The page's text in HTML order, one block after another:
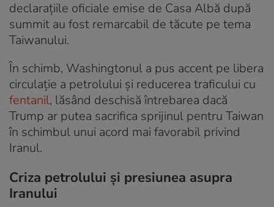
declarațiile oficiale emise de Casa Albă după
summit au fost remarcabil de tăcute pe tema
Taiwanului.
În schimb, Washingtonul a pus accent pe libera
circulație a petrolului și reducerea traficului cu
fentanil, lăsând deschisă întrebarea dacă
Trump ar putea sacrifica sprijinul pentru Taiwan
în schimbul unui acord mai favorabil privind
Iranul.
Criza petrolului și presiunea asupra
Iranului